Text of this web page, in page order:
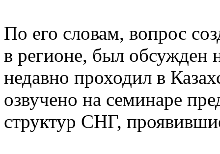
По его словам, вопрос
в регионе, был обсужден
недавно проходил в
озвучено на семинаре
структур СНГ,